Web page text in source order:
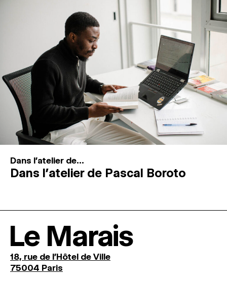
Dans l'atelier de...
Dans l’atelier de Pascal Boroto
Le Marais
18, rue de l'Hôtel de Ville
75004 Paris